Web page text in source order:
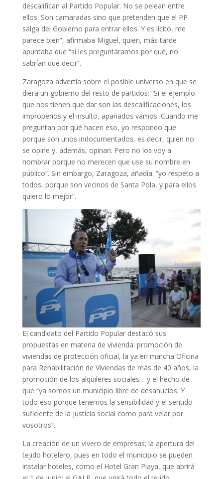
descalifican al Partido Popular. No se pelean entre
ellos. Son camaradas sino que pretenden que el PP
salga del Gobierno para entrar ellos. Y es lícito, me
parece bien”, afirmaba Miguel, quien, más tarde
apuntaba que “si les preguntáramos por qué, no
sabrían qué decir”.
Zaragoza advertía sobre el posible universo en que se
diera un gobierno del resto de partidos: “Si el ejemplo
que nos tienen que dar son las descalificaciones, los
improperios y el insulto, apañados vamos. Cuando me
preguntan por qué hacen eso, yo respondo que
porque son unos indocumentados, es decir, quien no
se opine y, además, opinan. Pero no los voy a
nombrar porque no merecen que use su nombre en
público”. Sin embargo, Zaragoza, añadía: “yo respeto a
todos, porque son vecinos de Santa Pola, y para ellos
quiero lo mejor”.
El candidato del Partido Popular destacó sus
propuestas en materia de vivienda: promoción de
viviendas de protección oficial, la ya en marcha Oficina
para Rehabilitación de Viviendas de más de 40 años, la
promoción de los alquileres sociales… y el hecho de
que “ya somos un municipio libre de desahucios. Y
todo eso porque tenemos la sensibilidad y el sentido
suficiente de la justicia social como para velar por
vosotros”.
La creación de un vivero de empresas; la apertura del
tejido hotelero, pues en todo el municipio se pueden
instalar hoteles, como el Hotel Gran Playa, que abrirá